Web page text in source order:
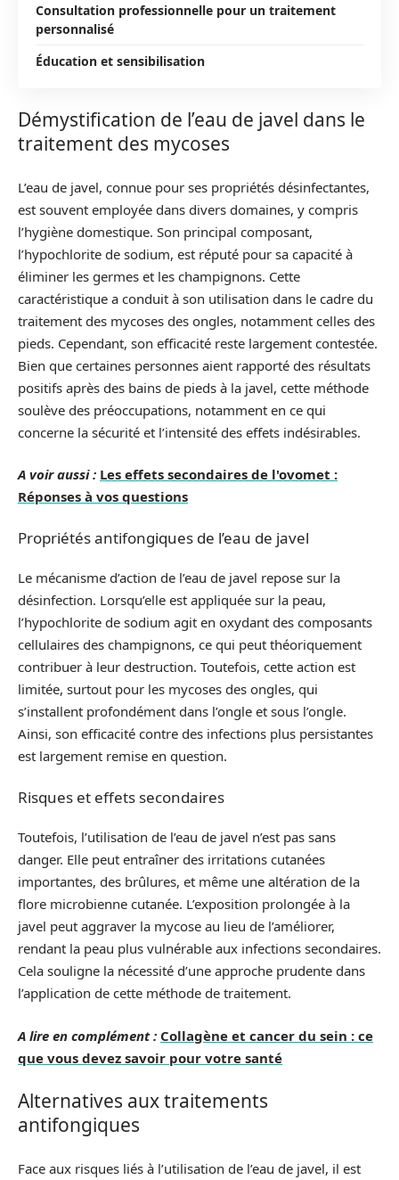
Consultation professionnelle pour un traitement
personnalisé
Éducation et sensibilisation
Démystification de l’eau de javel dans le
traitement des mycoses
L’eau de javel, connue pour ses propriétés désinfectantes,
est souvent employée dans divers domaines, y compris
l’hygiène domestique. Son principal composant,
l’hypochlorite de sodium, est réputé pour sa capacité à
éliminer les germes et les champignons. Cette
caractéristique a conduit à son utilisation dans le cadre du
traitement des mycoses des ongles, notamment celles des
pieds. Cependant, son efficacité reste largement contestée.
Bien que certaines personnes aient rapporté des résultats
positifs après des bains de pieds à la javel, cette méthode
soulève des préoccupations, notamment en ce qui
concerne la sécurité et l’intensité des effets indésirables.
A voir aussi : Les effets secondaires de l'ovomet :
Réponses à vos questions
Propriétés antifongiques de l’eau de javel
Le mécanisme d’action de l’eau de javel repose sur la
désinfection. Lorsqu’elle est appliquée sur la peau,
l’hypochlorite de sodium agit en oxydant des composants
cellulaires des champignons, ce qui peut théoriquement
contribuer à leur destruction. Toutefois, cette action est
limitée, surtout pour les mycoses des ongles, qui
s’installent profondément dans l’ongle et sous l’ongle.
Ainsi, son efficacité contre des infections plus persistantes
est largement remise en question.
Risques et effets secondaires
Toutefois, l’utilisation de l’eau de javel n’est pas sans
danger. Elle peut entraîner des irritations cutanées
importantes, des brûlures, et même une altération de la
flore microbienne cutanée. L’exposition prolongée à la
javel peut aggraver la mycose au lieu de l’améliorer,
rendant la peau plus vulnérable aux infections secondaires.
Cela souligne la nécessité d’une approche prudente dans
l’application de cette méthode de traitement.
A lire en complément : Collagène et cancer du sein : ce
que vous devez savoir pour votre santé
Alternatives aux traitements
antifongiques
Face aux risques liés à l’utilisation de l’eau de javel, il est